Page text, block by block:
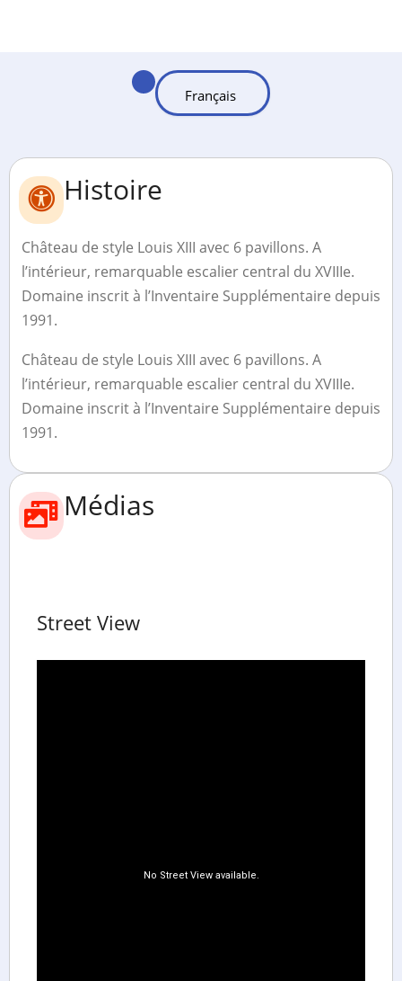
Histoire
Château de style Louis XIII avec 6 pavillons. A
l’intérieur, remarquable escalier central du XVIIIe.
Domaine inscrit à l’Inventaire Supplémentaire depuis
1991.
Château de style Louis XIII avec 6 pavillons. A
l’intérieur, remarquable escalier central du XVIIIe.
Domaine inscrit à l’Inventaire Supplémentaire depuis
1991.
Médias
Street View